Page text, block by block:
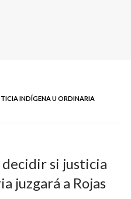
INDÍGENA U ORDINARIA
si justicia
juzgará a Rojas